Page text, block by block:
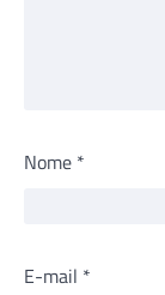
Nome *
E-mail *